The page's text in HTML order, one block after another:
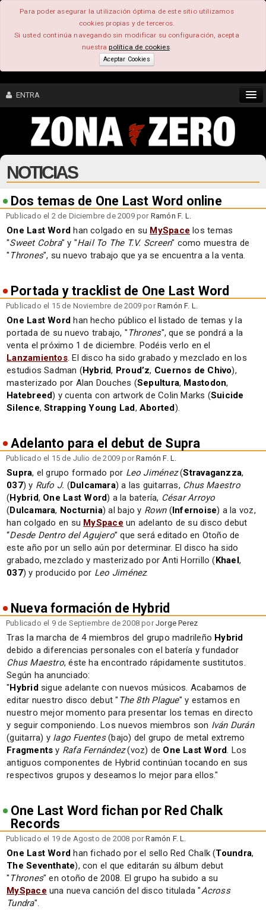
Para poder asegurar la utilización óptima de este sitio utilizamos
cookies propias y de terceros.
Si usted continúa navegando sin modificar su configuración, acepta
nuestrapolítica de cookies.
Aceptar Cookies
ENTRA
CONTENIDO
COMUNIDAD
FEEEDBACK
FOROS
NOTICIAS
Dos temas de One Last Word online
Publicado el 2 de Diciembre de 2009 por Ramón F. L.
One Last Word han colgado en su MySpace los temas
"Sweet Cobra" y "Hail To The T.V. Screen" como muestra de
" Thrones", su nuevo trabajo que ya se encuentra a la venta.
Portada y tracklist de One Last Word
Publicado el 15 de Noviembre de 2009 porRamón F. L.
One Last Word han hecho público el listado de temas y la
portada de su nuevo trabajo, " Thrones", que se pondrá a la
venta el próximo 1 de diciembre. Podéis verlo en el
Lanzamientos. El disco ha sido grabado y mezclado en los
estudios Sadman (Hybrid, Proud’z, Cuernos de Chivo),
masterizado por Alan Douches (Sepultura, Mastodon,
Hatebreed) y cuenta con artwork de Colin Marks (Suicide
Silence,Strapping Young Lad, Aborted).
Adelanto para el debut de Supra
Publicado el 15 de Julio de 2009 porRamón F. L.
Supra, el grupo formado por Leo Jiménez(Stravaganzza,
037) y Rufo J. (Dulcamara) a las guitarras, Chus Maestro
(Hybrid, One Last Word) a la batería, César Arroyo
(Dulcamara, Nocturnia) al bajo y Rown(Infernoise) a la voz,
han colgado en su MySpace un adelanto de su disco debut
“Desde Dentro del Agujero” que será editado en Otoño de
este año por un sello aún por determinar. El disco ha sido
grabado, mezclado y masterizado por Anti Horrillo (Khael,
037) y producido por Leo Jiménez.
Nueva formación de Hybrid
Publicado el 9 de Septiembre de 2008 porJorge Perez
Tras la marcha de 4 miembros del grupo madrileño Hybrid
debido a diferencias personales con el batería y fundador
Chus Maestro, éste ha encontrado rápidamente sustitutos.
Según ha anunciado:
"Hybridsigue adelante con nuevos músicos. Acabamos de
editar nuestro disco debut " The 8th Plague" y estamos en
nuestro mejor momento para presentar los temas en directo
y seguir componiendo. Los nuevos miembros son Iván Durán
(guitarra) y Iago Fuentes(bajo) del grupo de metal extremo
Fragments y Rafa Fernández(voz) de One Last Word. Los
antiguos componentes de Hybrid continúan tocando en sus
respectivos grupos y deseamos lo mejor para ellos."
One Last Word fichan por Red Chalk
Records
Publicado el 19 de Agosto de 2008 porRamón F. L.
One Last Word han fichado por el sello Red Chalk (Toundra,
The Seventhate), con el que editarán su álbum debut
" Thrones" en otoño de 2008. El grupo ha subido a su
MySpace una nueva canción del disco titulada "Across
Tundra".